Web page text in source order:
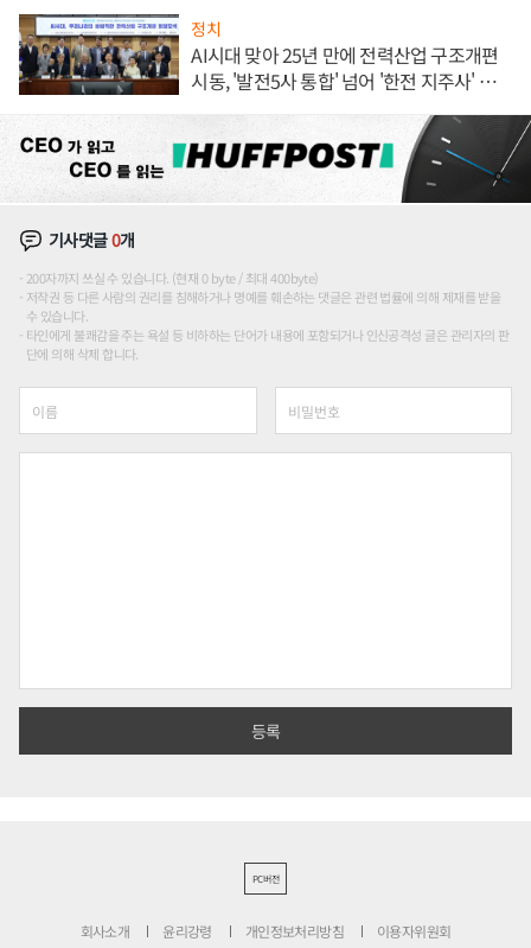
정치
AI시대 맞아 25년 만에 전력산업 구조개편
시동, '발전5사 통합' 넘어 '한전 지주사' 재편
기사댓글0개
200자까지 쓰실 수 있습니다. (현재 0 byte / 최대 400byte)
저작권 등 다른 사람의 권리를 침해하거나 명예를 훼손하는 댓글은 관련 법률에 의해 제재를 받을
수 있습니다.
타인에게 불쾌감을 주는 욕설 등 비하하는 단어가 내용에 포함되거나 인신공격성 글은 관리자의 판
단에 의해 삭제 합니다.
PC버전
회사소개 윤리강령 개인정보처리방침 이용자위원회